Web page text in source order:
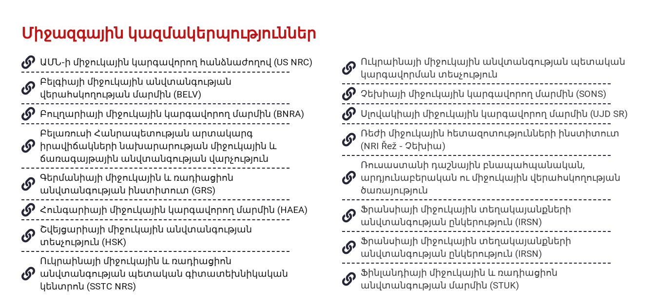
Միջազգային կազմակերպություններ
ԱՄՆ-ի միջուկային կարգավորող հանձնաժողով (US NRC)
Բելգիայի միջուկային անվտանգության
վերահսկողության մարմին (BELV)
Բուլղարիայի միջուկային կարգավորող մարմին (BNRA)
Բելառուսի Հանրապետության արտակարգ
իրավիճակների նախարարության միջուկային և
ճառագայթային անվտանգության վարչություն
Գերմանիայի միջուկային և ռադիացիոն
անվտանգության ինստիտուտ (GRS)
Հունգարիայի միջուկային կարգավորող մարմին (HAEA)
Շվեյցարիայի միջուկային անվտանգության
տեսչություն (HSK)
Ուկրաինայի միջուկային և ռադիացիոն
անվտանգության պետական գիտատեխնիկական
կենտրոն (SSTC NRS)
Ուկրաինայի միջուկային անվտանգության պետական
կարգավորման տեսչություն
Չեխիայի միջուկային կարգավորող մարմին (SONS)
Սլովակիայի միջուկային կարգավորող մարմին (UJD SR)
Ռեժի միջուկային հետազոտությունների ինստիտուտ
(NRI Řež - Չեխիա)
Ռուսաստանի դաշնային բնապահպանական,
արդյունաբերական ու միջուկային վերահսկողության
ծառայություն
Ֆրանսիայի միջուկային տեղակայանքների
անվտանգության ընկերություն (IRSN)
Ֆրանսիայի միջուկային տեղակայանքների
անվտանգության ընկերություն (IRSN)
Ֆինլանդիայի միջուկային և ռադիացիոն
անվտանգության մարմին (STUK)